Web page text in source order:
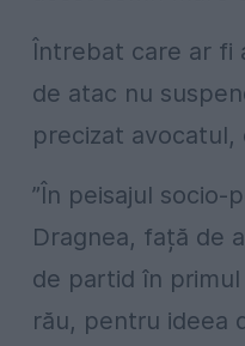
Întrebat care ar fi
de atac nu
precizat avocatul,
”În peisajul socio-
Dragnea, față de
de partid în
rău, pentru ideea